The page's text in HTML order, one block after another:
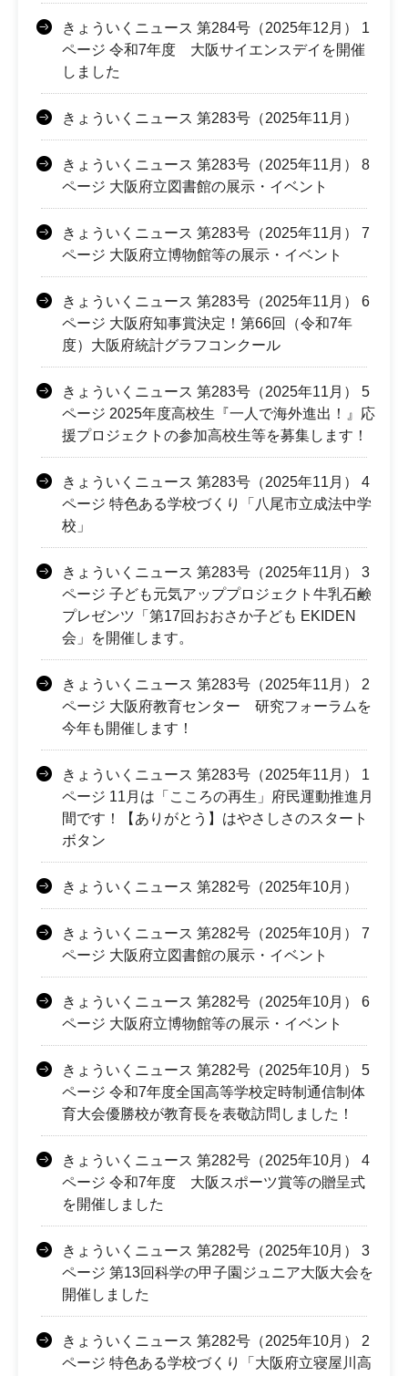
きょういくニュース 第284号（2025年12月） 1
ページ 令和7年度 大阪サイエンスデイを開催
しました
きょういくニュース 第283号（2025年11月）
きょういくニュース 第283号（2025年11月） 8
ページ 大阪府立図書館の展示・イベント
きょういくニュース 第283号（2025年11月） 7
ページ 大阪府立博物館等の展示・イベント
きょういくニュース 第283号（2025年11月） 6
ページ 大阪府知事賞決定！第66回（令和7年
度）大阪府統計グラフコンクール
きょういくニュース 第283号（2025年11月） 5
ページ 2025年度高校生『一人で海外進出！』応
援プロジェクトの参加高校生等を募集します！
きょういくニュース 第283号（2025年11月） 4
ページ 特色ある学校づくり「八尾市立成法中学
校」
きょういくニュース 第283号（2025年11月） 3
ページ 子ども元気アッププロジェクト牛乳石鹸
プレゼンツ「第17回おおさか子ども EKIDEN
会」を開催します。
きょういくニュース 第283号（2025年11月） 2
ページ 大阪府教育センター 研究フォーラムを
今年も開催します！
きょういくニュース 第283号（2025年11月） 1
ページ 11月は「こころの再生」府民運動推進月
間です！【ありがとう】はやさしさのスタート
ボタン
きょういくニュース 第282号（2025年10月）
きょういくニュース 第282号（2025年10月） 7
ページ 大阪府立図書館の展示・イベント
きょういくニュース 第282号（2025年10月） 6
ページ 大阪府立博物館等の展示・イベント
きょういくニュース 第282号（2025年10月） 5
ページ 令和7年度全国高等学校定時制通信制体
育大会優勝校が教育長を表敬訪問しました！
きょういくニュース 第282号（2025年10月） 4
ページ 令和7年度 大阪スポーツ賞等の贈呈式
を開催しました
きょういくニュース 第282号（2025年10月） 3
ページ 第13回科学の甲子園ジュニア大阪大会を
開催しました
きょういくニュース 第282号（2025年10月） 2
ページ 特色ある学校づくり「大阪府立寝屋川高